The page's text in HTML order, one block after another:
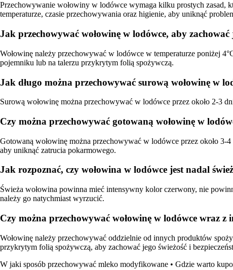
Przechowywanie wołowiny w lodówce wymaga kilku prostych zasad,
temperaturze, czasie przechowywania oraz higienie, aby uniknąć
Jak przechowywać wołowinę w lodówce, aby zachować
Wołowinę należy przechowywać w lodówce w temperaturze poniżej
pojemniku lub na talerzu przykrytym folią spożywczą.
Jak długo można przechowywać surową wołowinę w
Surową wołowinę można przechowywać w lodówce przez około 2-3
Czy można przechowywać gotowaną wołowinę w
Gotowaną wołowinę można przechowywać w lodówce przez około
aby uniknąć zatrucia pokarmowego.
Jak rozpoznać, czy wołowina w lodówce jest nadal
Świeża wołowina powinna mieć intensywny kolor czerwony, nie
należy go natychmiast wyrzucić.
Czy można przechowywać wołowinę w lodówce wraz
Wołowinę należy przechowywać oddzielnie od innych produktów
przykrytym folią spożywczą, aby zachować jego świeżość i
W jaki sposób przechowywać mleko modyfikowane • Gdzie warto